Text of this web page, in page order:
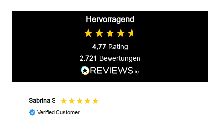
Hervorragend
4,77 Rating
2.721 Bewertungen
Sabrina S
Verified Customer